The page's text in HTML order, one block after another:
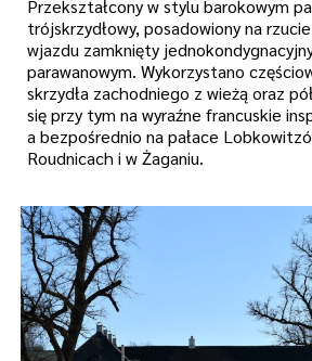
Przekształcony w stylu barokowym
trójskrzydłowy, posadowiony na
wjazdu zamknięty
parawanowym. Wykorzystano
skrzydła zachodniego z wieżą oraz
się przy tym na wyraźne francuskie
a bezpośrednio na pałace
Roudnicach i w Żaganiu.